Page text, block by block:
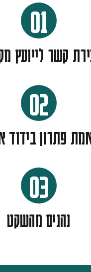
01
קשר לייועץ
02
פתרון בידוד
03
נהנים מהשקט